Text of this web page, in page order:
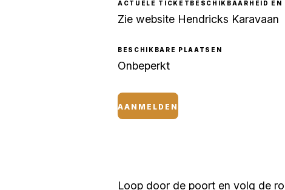
ACTUELE TICKETBESCHIKBAARHEID EN
Zie website Hendricks Karavaan
BESCHIKBARE PLAATSEN
Onbeperkt
AANMELDEN
Loop door de poort en volg de